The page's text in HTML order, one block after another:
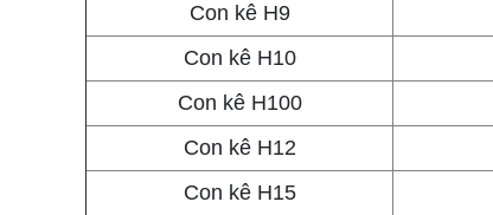
Con kê H9
Con kê H10
Con kê H100
Con kê H12
Con kê H15